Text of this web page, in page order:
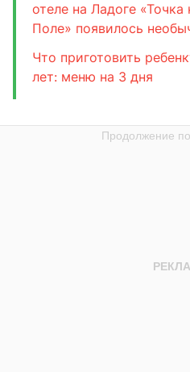
отеле на Ладоге
Поле» появилось
Что приготовить
лет: меню на 3 дня